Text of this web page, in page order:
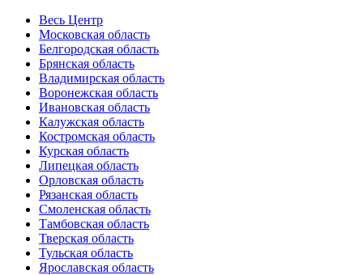
Весь Центр
Московская область
Белгородская область
Брянская область
Владимирская область
Воронежская область
Ивановская область
Калужская область
Костромская область
Курская область
Липецкая область
Орловская область
Рязанская область
Смоленская область
Тамбовская область
Тверская область
Тульская область
Ярославская область